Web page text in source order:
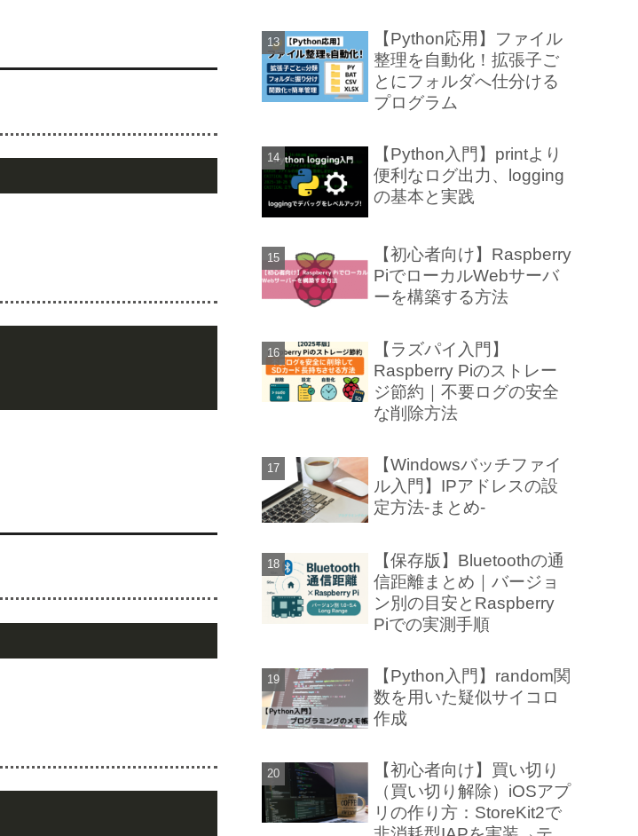
【Python応用】ファイル
整理を自動化！拡張子ご
とにフォルダへ仕分ける
プログラム
【Python入門】printより
便利なログ出力、logging
の基本と実践
【初心者向け】Raspberry
PiでローカルWebサーバ
ーを構築する方法
【ラズパイ入門】
Raspberry Piのストレー
ジ節約｜不要ログの安全
な削除方法
【Windowsバッチファイ
ル入門】IPアドレスの設
定方法-まとめ-
【保存版】Bluetoothの通
信距離まとめ｜バージョ
ン別の目安とRaspberry
Piでの実測手順
【Python入門】random関
数を用いた疑似サイコロ
作成
【初心者向け】買い切り
（買い切り解除）iOSアプ
リの作り方：StoreKit2で